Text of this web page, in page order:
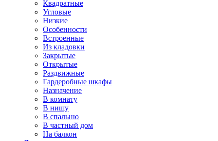
Квадратные
Угловые
Низкие
Особенности
Встроенные
Из кладовки
Закрытые
Открытые
Раздвижные
Гардеробные шкафы
Назначение
В комнату
В нишу
В спальню
В частный дом
На балкон